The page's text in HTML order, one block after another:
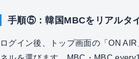
手順⑤：韓国MBCをリアルタ
ログイン後、トップ画面の「ON